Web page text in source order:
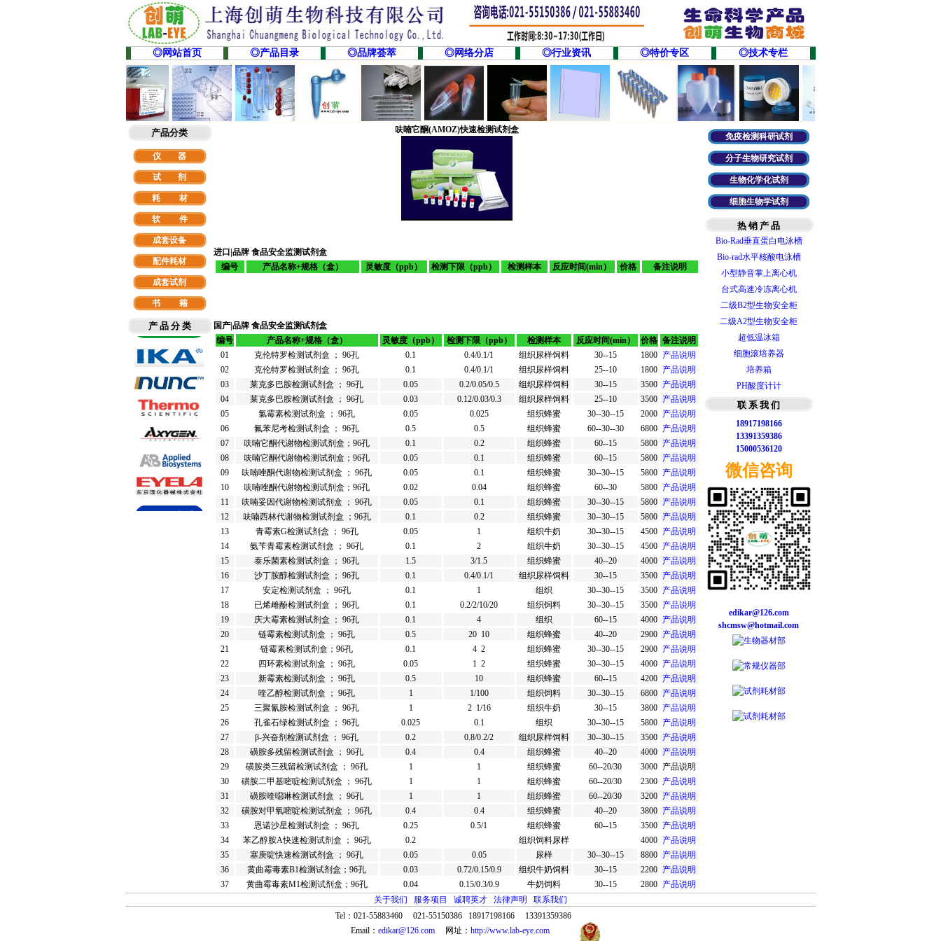
◎网站首页 ◎产品目录 ◎品牌荟萃 ◎网络分店 ◎行业资讯 ◎特价专区 ◎技术专栏
产品分类
仪 器
试 剂
耗 材
软 件
成套设备
配件耗材
成套试剂
书 籍
产 品 分 类
呋喃它酮(AMOZ)快速检测试剂盒
进口|品牌 食品安全监测试剂盒
编号
产品名称+规格（盒） 灵敏度（ppb） 检测下限（ppb） 检测样本 反应时间(min） 价格 备注说明
国产|品牌 食品安全监测试剂盒
编号
产品名称+规格（盒） 灵敏度（ppb） 检测下限（ppb） 检测样本 反应时间(min） 价格 备注说明
01
克伦特罗检测试剂盒 ； 96孔 0.1 0.4/0.1/1 组织尿样饲料 30--15 1800
产品说明
02
克伦特罗检测试剂盒 ； 96孔 0.1 0.4/0.1/1 组织尿样饲料 25--10 1800
产品说明
03
莱克多巴胺检测试剂盒 ； 96孔 0.05 0.2/0.05/0.5 组织尿样饲料 30--15 3500
产品说明
04
莱克多巴胺检测试剂盒 ； 96孔 0.03 0.12/0.03/0.3 组织尿样饲料 25--10 3500
产品说明
05
氯霉素检测试剂盒 ； 96孔 0.05 0.025 组织蜂蜜 30--30--15 2000
产品说明
06
氟苯尼考检测试剂盒 ； 96孔 0.5 0.5 组织蜂蜜 60--30--30 6800
产品说明
07
呋喃它酮代谢物检测试剂盒；96孔 0.1 0.2 组织蜂蜜 60--15 5800
产品说明
08
呋喃它酮代谢物检测试剂盒；96孔 0.05 0.1 组织蜂蜜 60--15 5800
产品说明
09
呋喃唑酮代谢物检测试剂盒 ； 96孔 0.05 0.1 组织蜂蜜 30--30--15 5800
产品说明
10
呋喃唑酮代谢物检测试剂盒；96孔 0.02 0.04 组织蜂蜜 60--30 5800
产品说明
11
呋喃妥因代谢物检测试剂盒 ； 96孔 0.05 0.1 组织蜂蜜 30--30--15 5800
产品说明
12
呋喃西林代谢物检测试剂盒 ；96孔 0.1 0.2 组织蜂蜜 30--30--15 5800
产品说明
13
青霉素G检测试剂盒 ； 96孔 0.05 1 组织牛奶 30--30--15 4500
产品说明
14
氨苄青霉素检测试剂盒 ； 96孔 0.1 2 组织牛奶 30--30--15 4500
产品说明
15
泰乐菌素检测试剂盒 ； 96孔 1.5 3/1.5 组织蜂蜜 40--20 4000
产品说明
16
沙丁胺醇检测试剂盒 ； 96孔 0.1 0.4/0.1/1 组织尿样饲料 30--15 3500
产品说明
17
安定检测试剂盒 ； 96孔 0.1 1 组织 30--30--15 3500
产品说明
18
已烯雌酚检测试剂盒 ； 96孔 0.1 0.2/2/10/20 组织饲料 30--30--15 3500
产品说明
19
庆大霉素检测试剂盒 ； 96孔 0.1 4 组织 60--15 4000
产品说明
20
链霉素检测试剂盒 ； 96孔 0.5 20 10 组织蜂蜜 40--20 2900
产品说明
21
链霉素检测试剂盒；96孔 0.1 4 2 组织蜂蜜 30--30--15 2900
产品说明
22
四环素检测试剂盒 ； 96孔 0.05 1 2 组织蜂蜜 30--30--15 4000
产品说明
23
新霉素检测试剂盒 ； 96孔 0.5 10 组织蜂蜜 60--15 4200
产品说明
24
喹乙醇检测试剂盒 ； 96孔 1 1/100 组织饲料 30--30--15 6800
产品说明
25
三聚氰胺检测试剂盒 ； 96孔 1 2 1/16 组织牛奶 30--15 3800
产品说明
26
孔雀石绿检测试剂盒 ； 96孔 0.025 0.1 组织 30--30--15 5800
产品说明
27
β-兴奋剂检测试剂盒 ； 96孔 0.2 0.8/0.2/2 组织尿样饲料 30--30--15 3500
产品说明
28
磺胺多残留检测试剂盒 ； 96孔 0.4 0.4 组织蜂蜜 40--20 4000
产品说明
29
磺胺类三残留检测试剂盒 ； 96孔 1 1 组织蜂蜜 60--20/30 3000
产品说明
30
磺胺二甲基嘧啶检测试剂盒 ； 96孔 1 1 组织蜂蜜 60--20/30 2300
产品说明
31
磺胺喹噁啉检测试剂盒 ； 96孔 1 1 组织蜂蜜 60--20/30 3200
产品说明
32
磺胺对甲氧嘧啶检测试剂盒 ； 96孔 0.4 0.4 组织蜂蜜 40--20 3800
产品说明
33
恩诺沙星检测试剂盒 ； 96孔 0.25 0.5/1 组织蜂蜜 60--15 3500
产品说明
34
苯乙醇胺A快速检测试剂盒 ； 96孔 0.2 组织饲料尿样 4000
产品说明
35
塞庚啶快速检测试剂盒 ； 96孔 0.05 0.05 尿样 30--30--15 8800
产品说明
36
黄曲霉毒素B1检测试剂盒；96孔 0.03 0.72/0.15/0.9 组织牛奶饲料 30--15 2200
产品说明
37
黄曲霉毒素M1检测试剂盒；96孔 0.04 0.15/0.3/0.9 牛奶饲料 30--15 2800 产品说明
免疫检测科研试剂
分子生物研究试剂
生物化学化试剂
细胞生物学试剂
热 销 产 品
智能梯度PCR仪
T100型梯度PCR仪
实时荧光定量PCR
微量分光光度计
Bio-rad 基础型电源
Bio-Rad垂直蛋白电泳槽
Bio-rad水平核酸电泳槽
小型静音掌上离心机
台式高速冷冻离心机
二级B2型生物安全柜
二级A2型生物安全柜
超低温冰箱
细胞滚培养器
培养箱
PH酸度计计
智能梯度PCR仪
实时荧光定量PCR
微量分光光度计
Bio-rad 基础型电源
Bio-Rad垂直蛋白电泳槽
Bio-rad水平核酸电泳槽
小型静音掌上离心机
台式高速冷冻离心机
二级B2型生物安全柜
二级A2型生物安全柜
超低温冰箱
培养箱
PH酸度计计
联 系 我 们
18917198166
13391359386
15000536120
微信咨询
edikar@126.com
shcmsw@hotmail.com
关于我们 服务项目 诚聘英才 法律声明
联系我们
Tel：021-55883460 021-55150386 18917198166 13391359386
Email： edikar@126.com网址： http://www.lab-eye.com